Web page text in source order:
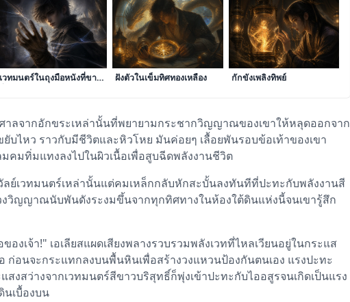
สียงสั่นไหวจากเส้นใย
เวทมนตร์ในถุงมือหนังที่ขาด
ประกายแสงจากเกล็ดมังกรที่
ฝังตัวในเข็มทิศทองเหลือง
เสียงเพรียกจากตะเกียงแก้วที่
กักขังเพลิงทิพย์
ศาลจากอักขระเหล่านั้นที่พยายามกระชากวิญญาณของเขาให้หลุดออกจาก
บไหว ราวกับมีชีวิตและหิวโหย มันค่อยๆ เลื้อยพันรอบข้อเท้าของเขา
คมทิ่มแทงลงไปในผิวเนื้อเพื่อสูบฉีดพลังงานชีวิต
ลย์เวทมนตร์เหล่านั้นแต่คมเหล็กกลับหักสะบั้นลงทันทีที่ปะทะกับพลังงานสี
งวิญญาณนับพันดังระงมขึ้นจากทุกทิศทางในห้องใต้ดินแห่งนี้จนเขารู้สึก
องเจ้า!" เอเลียสแผดเสียงพลางรวบรวมพลังเวทที่ไหลเวียนอยู่ในกระแส
ก่อนจะกระแทกลงบนพื้นหินเพื่อสร้างวงแหวนป้องกันตนเอง แรงปะทะ
งสว่างจากเวทมนตร์สีขาวบริสุทธิ์ก็พุ่งเข้าปะทะกับไออสูรจนเกิดเป็นแรง
นเบื้องบน